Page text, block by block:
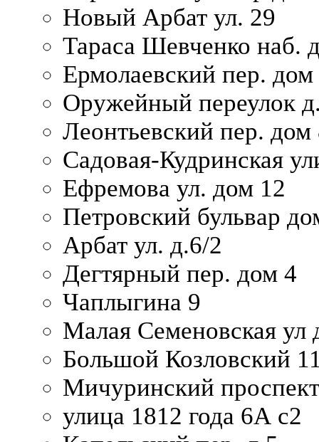
Новый Арбат ул. 29
Тараса Шевченко наб.
Ермолаевский пер. дом
Оружейный переулок
Леонтьевский пер. дом
Садовая-Кудринская
Ефремова ул. дом 12
Петровский бульвар
Арбат ул. д.6/2
Дегтярный пер. дом 4
Чаплыгина 9
Малая Семеновская ул
Большой Козловский
Мичуринский
улица 1812 года 6А с2